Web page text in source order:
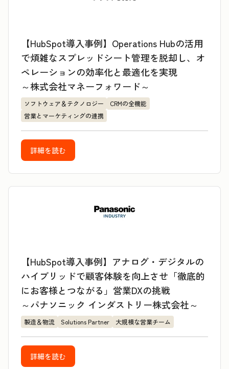
【HubSpot導入事例】Operations Hubの活用
で煩雑なスプレッドシート管理を脱却し、オ
ペレーションの効率化と最適化を実現
～株式会社マネーフォワード～
ソフトウェア＆テクノロジー
CRMの全機能
営業とマーケティングの連携
詳細を読む
【HubSpot導入事例】アナログ・デジタルの
ハイブリッドで顧客体験を向上させ「徹底的
にお客様とつながる」営業DXの挑戦
～パナソニック インダストリー株式会社～
製造＆物流 Solutions Partner 大規模な営業チーム
詳細を読む